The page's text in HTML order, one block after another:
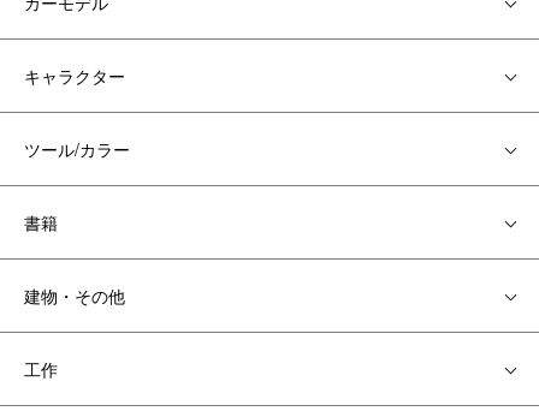
キャラクター
ツール/カラー
書籍
建物・その他
工作